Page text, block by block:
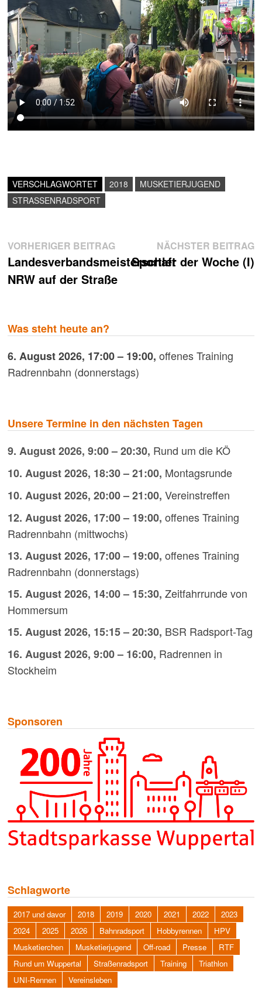
VERSCHLAGWORTET 2018
MUSKETIERJUGEND
STRASSENRADSPORT
Beitragsnavigation
VORHERIGER BEITRAGVorheriger
Beitrag:
Landesverbandsmeisterschaft
NRW auf der Straße
NÄCHSTER BEITRAG
Sportler der Woche (I)
Was steht heute an?
6. August 2026, 17:00– 19:00, offenes Training
Radrennbahn (donnerstags)
Unsere Termine in den nächsten Tagen
9. August 2026, 9:00– 20:30, Rund um die KÖ
10. August 2026, 18:30– 21:00, Montagsrunde
10. August 2026, 20:00– 21:00, Vereinstreffen
12. August 2026, 17:00– 19:00, offenes Training
Radrennbahn (mittwochs)
13. August 2026, 17:00– 19:00, offenes Training
Radrennbahn (donnerstags)
15. August 2026, 14:00– 15:30, Zeitfahrrunde von
Hommersum
15. August 2026, 15:15– 20:30, BSR Radsport-Tag
16. August 2026, 9:00– 16:00, Radrennen in
Stockheim
Sponsoren
Schlagworte
2017 und davor 2018 2019 2020 2021 2022
2023
2024
2025 2026 Bahnradsport Hobbyrennen
HPV
Musketierchen
Musketierjugend Off-road Presse
RTF
Rund um Wuppertal
Straßenradsport Training
Triathlon
UNI-Rennen
Vereinsleben